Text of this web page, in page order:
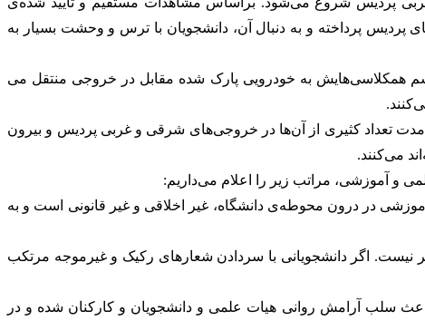
پردیس پرداخته و به دنبال آن، دانشجویان با ترس و وحشت بسیار به
همکلاسی‌هایش به خودرویی پارک شده مقابل در خروجی منتقل می
آنها در خیابان‌های پردیس تا حدود ساعت ۲۰:۰۰ ادامه می‌یابد. در تمام این مدت تعداد کثیری از آن‌ها در خروجی‌های شرقی و غربی پردیس و بیرون
می‌کنند.
و آموزشی، مراتب زیر را اعلام می‌داریم:
در درون محوطه‌ی دانشگاه، غیر اخلاقی و غیر قانونی است و به
نیست. اگر دانشجویانی با سردادن شعارهای رکیک و غیرموجه مرتکب
سلب آرامش روانی هیات علمی و دانشجویان و کارکنان شده و در